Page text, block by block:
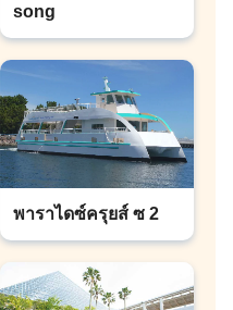
song
พาราไดซ์ครุยส์ ซ 2